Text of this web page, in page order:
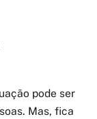
pode ser
Mas, fica